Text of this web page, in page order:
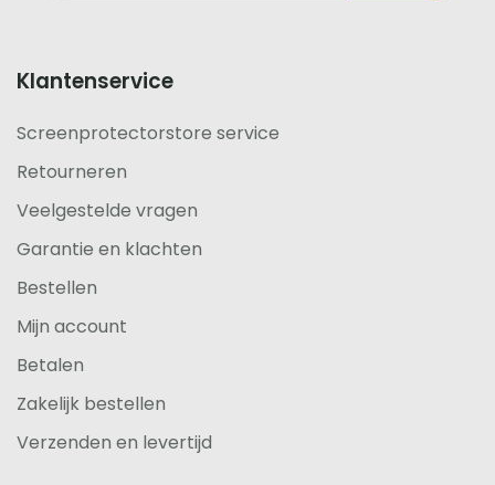
Klantenservice
Screenprotectorstore service
Retourneren
Veelgestelde vragen
Garantie en klachten
Bestellen
Mijn account
Betalen
Zakelijk bestellen
Verzenden en levertijd